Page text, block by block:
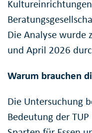
Die Analyse wurde
und April 2026
Warum brauchen
Die Untersuchung
Bedeutung der